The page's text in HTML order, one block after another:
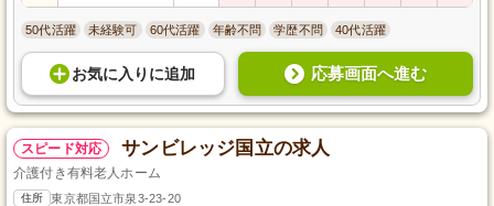
50代活躍 未経験可 60代活躍 年齢不問 学歴不問 40代活躍
お気に入り に追加 応募画面へ進む
スピード対応 サンビレッジ国立の求人
介護付き有料老人ホーム
住所 東京都国立市泉3-23-20